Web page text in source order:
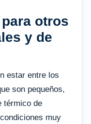
otros
y de
estar entre los
son pequeños,
térmico de
muy